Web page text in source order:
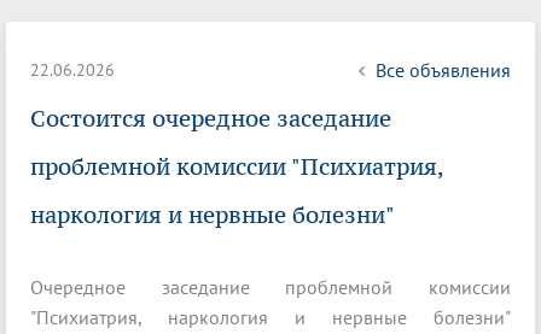
22.06.2026 Все объявления
Состоится очередное заседание
проблемной комиссии "Психиатрия,
наркология и нервные болезни"
Очередное заседание проблемной комиссии
"Психиатрия, наркология и нервные болезни"